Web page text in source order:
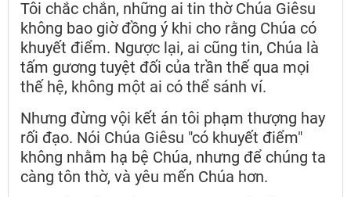
Tôi chắc chắn, những ai tin thờ Chúa Giêsu
không bao giờ đồng ý khi cho rằng Chúa có
khuyết điểm. Ngược lại, ai cũng tin, Chúa là
tấm gương tuyệt đối của trần thế qua mọi
thế hệ, không một ai có thể sánh ví.
Nhưng đừng vội kết án tôi phạm thượng hay
rối đạo. Nói Chúa Giêsu "có khuyết điểm"
không nhằm hạ bệ Chúa, nhưng để chúng ta
càng tôn thờ, và yêu mến Chúa hơn.